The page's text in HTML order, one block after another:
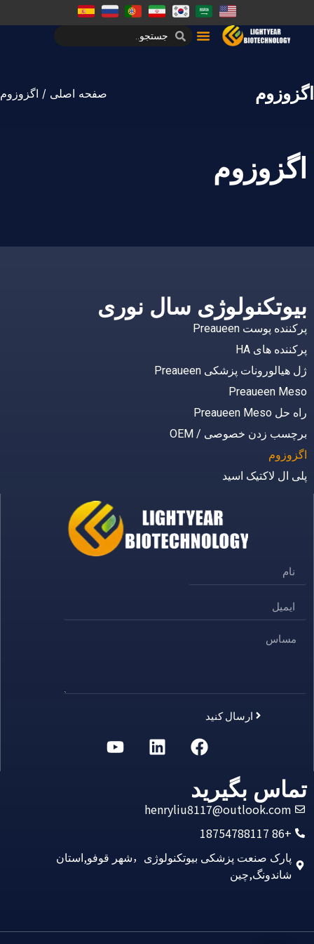
اگزوزوم صفحه اصلی / اگزوزوم
اگزوزوم
بیوتکنولوژی سال نوری
پرکننده پوست Preaueen
پرکننده های HA
ژل هیالورونات پزشکی Preaueen
Preaueen Meso
راه حل Preaueen Meso
برچسب زدن خصوصی / OEM
اگزوزوم
پلی ال لاکتیک اسید
ارسال کنید
تماس بگیرید
henryliu8117@outlook.com
+86 18754788117
پارک صنعت پزشکی بیوتکنولوژی，شهر قوفو,استان
شاندونگ,چین